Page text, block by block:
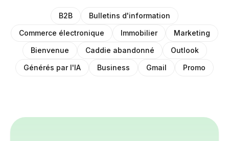
B2B
Bulletins d'information
Commerce électronique
Immobilier
Marketing
Bienvenue
Caddie abandonné
Outlook
Générés par l'IA
Business Gmail Promo